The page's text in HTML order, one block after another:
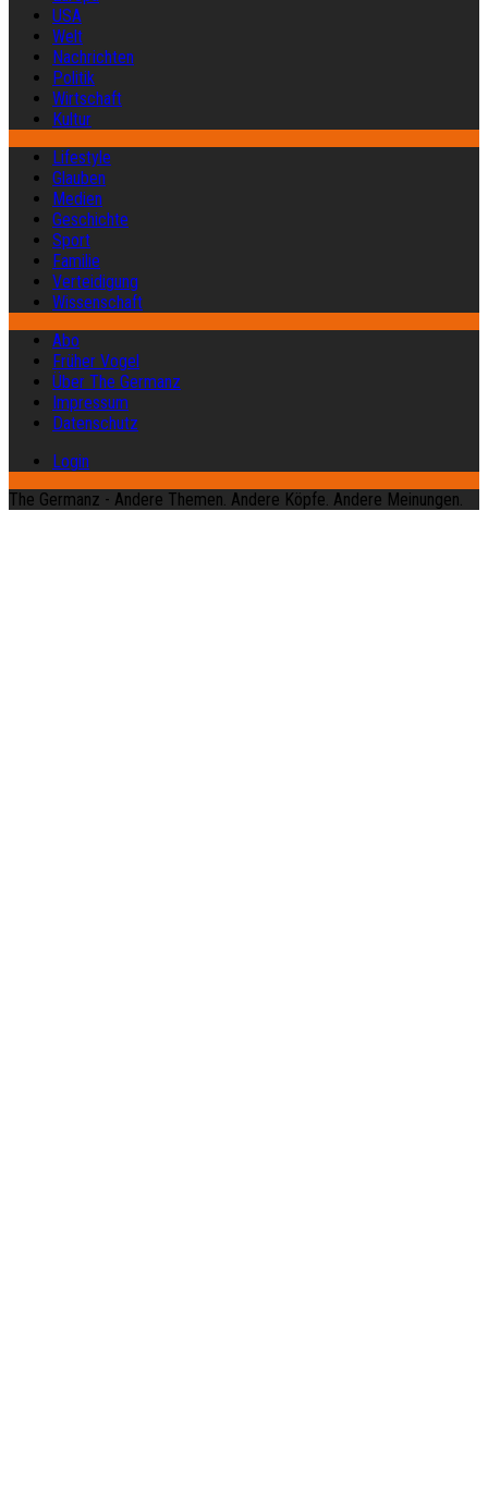
USA
Welt
Nachrichten
Politik
Wirtschaft
Kultur
Lifestyle
Glauben
Medien
Geschichte
Sport
Familie
Verteidigung
Wissenschaft
Abo
Früher Vogel
Über The Germanz
Impressum
Datenschutz
Login
The Germanz - Andere Themen. Andere Köpfe. Andere Meinungen.